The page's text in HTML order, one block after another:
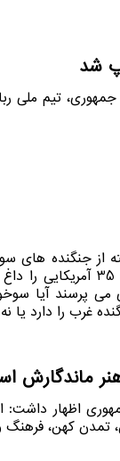
شد
تیم ملی
غرب را دارد یا
ماندگارش
اظهار داشت:
تمدن کهن، فرهنگ